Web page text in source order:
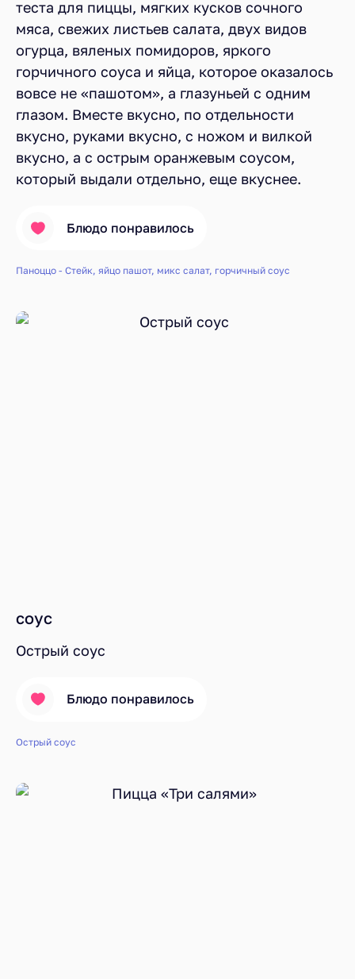
теста для пиццы, мягких кусков сочного
мяса, свежих листьев салата, двух видов
огурца, вяленых помидоров, яркого
горчичного соуса и яйца, которое оказалось
вовсе не «пашотом», а глазуньей с одним
глазом. Вместе вкусно, по отдельности
вкусно, руками вкусно, с ножом и вилкой
вкусно, а с острым оранжевым соусом,
который выдали отдельно, еще вкуснее.
Блюдо понравилось
Паноццо - Стейк, яйцо пашот, микс салат, горчичный соус
соус
Острый соус
Блюдо понравилось
Острый соус